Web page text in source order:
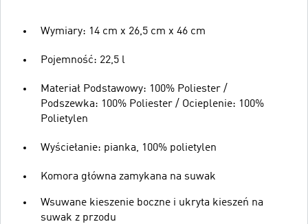
Wymiary: 14 cm x 26,5 cm x 46 cm
Pojemność: 22,5 l
Materiał Podstawowy: 100% Poliester /
Podszewka: 100% Poliester / Ocieplenie: 100%
Polietylen
Wyściełanie: pianka, 100% polietylen
Komora główna zamykana na suwak
Wsuwane kieszenie boczne i ukryta kieszeń na
suwak z przodu